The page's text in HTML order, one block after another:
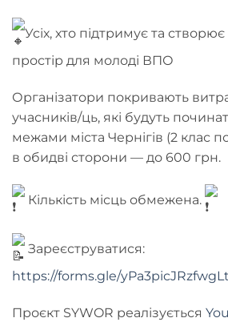
Усіх, хто підтримує та
простір для молоді ВПО
Організатори покривають
учасників/ць, які будуть
межами міста Чернігів (2 клас
в обидві сторони — до 600 грн.
Кількість місць обмежена.
Зареєструватися:
https://forms.gle/
Проєкт SYWOR реалізується